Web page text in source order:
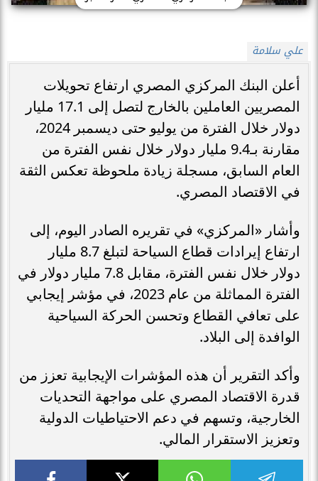
علي سلامة
أعلن البنك المركزي المصري ارتفاع تحويلات
المصريين العاملين بالخارج لتصل إلى 17.1 مليار
دولار خلال الفترة من يوليو حتى ديسمبر 2024،
مقارنة بـ9.4 مليار دولار خلال نفس الفترة من
العام السابق، مسجلة زيادة ملحوظة تعكس الثقة
في الاقتصاد المصري.
وأشار «المركزي» في تقريره الصادر اليوم، إلى
ارتفاع إيرادات قطاع السياحة لتبلغ 8.7 مليار
دولار خلال نفس الفترة، مقابل 7.8 مليار دولار في
الفترة المماثلة من عام 2023، في مؤشر إيجابي
على تعافي القطاع وتحسن الحركة السياحية
الوافدة إلى البلاد.
وأكد التقرير أن هذه المؤشرات الإيجابية تعزز من
قدرة الاقتصاد المصري على مواجهة التحديات
الخارجية، وتسهم في دعم الاحتياطيات الدولية
وتعزيز الاستقرار المالي.